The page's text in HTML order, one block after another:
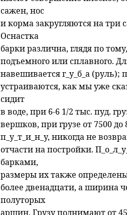
сажен, нос
и корма закругляются на
Оснастка
барки различна, глядя по
подъемного или сплавного.
навешивается г_у_б_а
устраиваются, как мы уже
сидит
в воде, при 6-6 1/2 тыс. пуд.
вершков, при грузе от 7500
п_у_т_и_н_у, никогда не
отчасти на постройки.
барками,
размеры их также
более двенадцати, а ширина
полуторых
аршин. Грузу поднимают от